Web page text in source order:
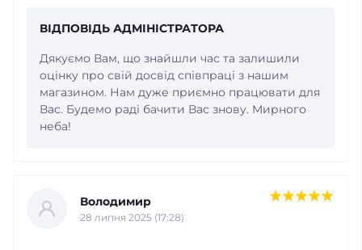
ВІДПОВІДЬ АДМІНІСТРАТОРА
Дякуємо Вам, що знайшли час та залишили
оцінку про свій досвід співпраці з нашим
магазином. Нам дуже приємно працювати для
Вас. Будемо раді бачити Вас знову. Мирного
неба!
Володимир
28 липня 2025 (17:28)